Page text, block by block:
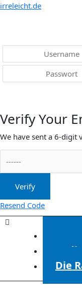
irreleicht.de
Verify Your
We have sent a 6-digit
Verify
Resend Code
Menü
Die